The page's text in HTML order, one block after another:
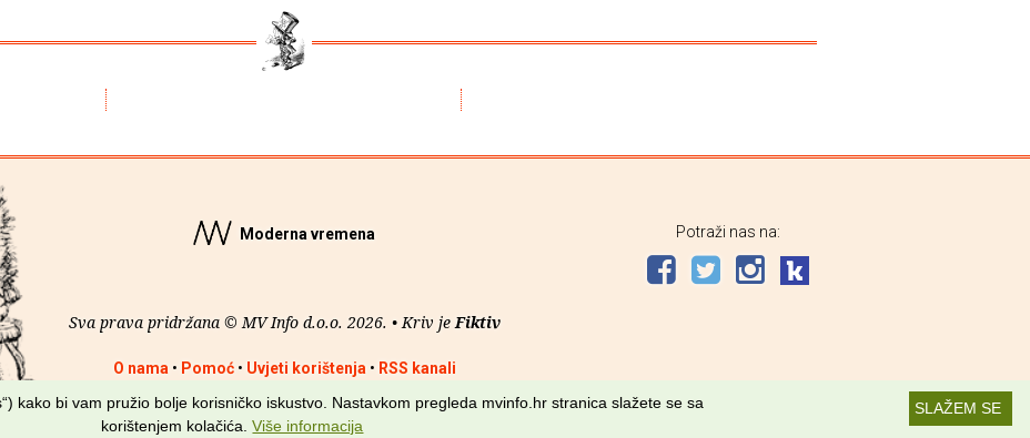
Moderna vremena
Sva prava pridržana © MV Info d.o.o. 2026. • Kriv je Fiktiv
O nama • Pomoć• Uvjeti korištenja • RSS kanali
Potraži nas na:
SLAŽEM SE
kako bi vam pružio bolje korisničko iskustvo. Nastavkom pregleda mvinfo.hr stranica slažete se sa
korištenjem kolačića.Više informacija